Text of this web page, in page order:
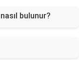
bulunur?